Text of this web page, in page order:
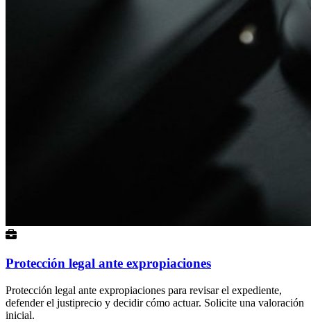
Protección legal ante expropiaciones
Protección legal ante expropiaciones para revisar el expediente,
defender el justiprecio y decidir cómo actuar. Solicite una valoración
inicial.